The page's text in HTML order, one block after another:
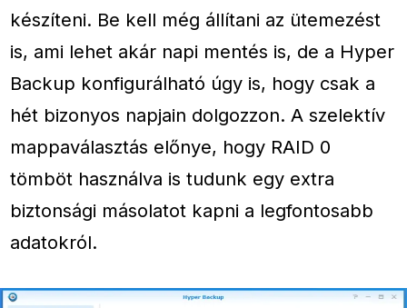
készíteni. Be kell még állítani az ütemezést
is, ami lehet akár napi mentés is, de a Hyper
Backup konfigurálható úgy is, hogy csak a
hét bizonyos napjain dolgozzon. A szelektív
mappaválasztás előnye, hogy RAID 0
tömböt használva is tudunk egy extra
biztonsági másolatot kapni a legfontosabb
adatokról.